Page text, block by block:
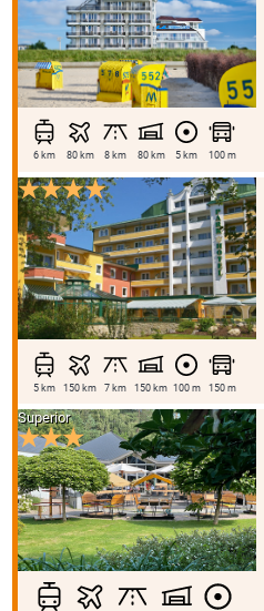
6 km 80 km 8 km 80 km 5 km 100 m
5 km 150 km 7 km 150 km 100 m 150 m
Superior